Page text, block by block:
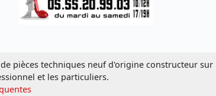
pièces techniques neuf d'origine constructeur sur
et les particuliers.